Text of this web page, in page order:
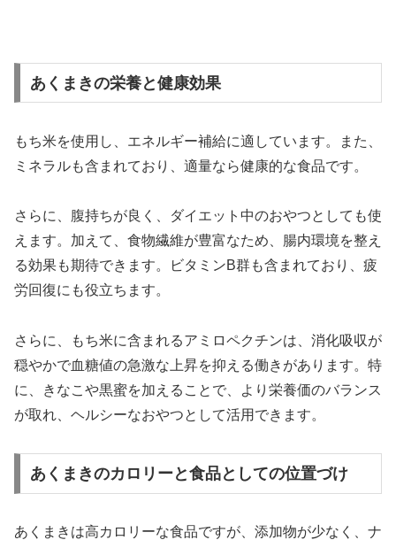
あくまきの栄養と健康効果
もち米を使用し、エネルギー補給に適しています。また、
ミネラルも含まれており、適量なら健康的な食品です。
さらに、腹持ちが良く、ダイエット中のおやつとしても使
えます。加えて、食物繊維が豊富なため、腸内環境を整え
る効果も期待できます。ビタミンB群も含まれており、疲
労回復にも役立ちます。
さらに、もち米に含まれるアミロペクチンは、消化吸収が
穏やかで血糖値の急激な上昇を抑える働きがあります。特
に、きなこや黒蜜を加えることで、より栄養価のバランス
が取れ、ヘルシーなおやつとして活用できます。
あくまきのカロリーと食品としての位置づけ
あくまきは高カロリーな食品ですが、添加物が少なく、ナ